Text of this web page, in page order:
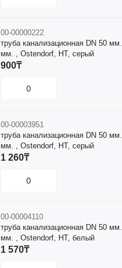
00-00000222
труба канализационная DN 50
мм. , Ostendorf, HT, серый
900₸
00-00003951
труба канализационная DN 50
мм. , Ostendorf, HT, серый
1 260₸
00-00004110
труба канализационная DN 50
мм. , Ostendorf, HT, белый
1 570₸